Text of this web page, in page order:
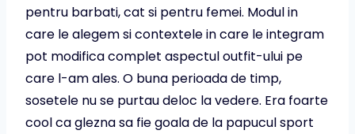
pentru barbati, cat si pentru femei. Modul in
care le alegem si contextele in care le integram
pot modifica complet aspectul outfit-ului pe
care l-am ales. O buna perioada de timp,
sosetele nu se purtau deloc la vedere. Era foarte
cool ca glezna sa fie goala de la papucul sport